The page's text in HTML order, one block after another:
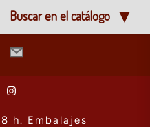
h. Embalajes
Buscar en el catálogo